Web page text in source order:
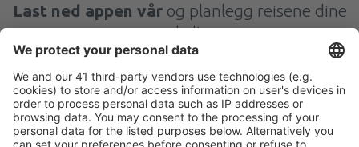
Last ned appen vår og planlegg reisene dine
enkelt